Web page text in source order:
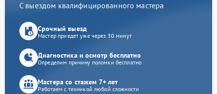
С выездом квалифицированного мастера
Срочный выезд
Мастер приедет уже через 30 минут
Диагностика и осмотр бесплатно
Определим причину поломки бесплатно
Мастера со стажем 7+ лет
Работаем с техникой любой сложности